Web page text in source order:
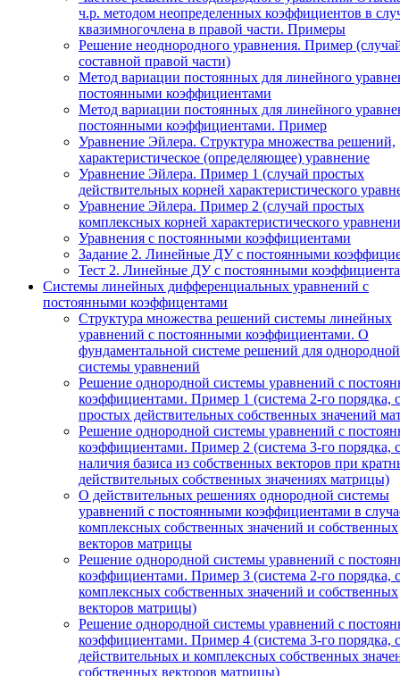
ч.р. методом неопределенных коэффициентов в
квазимногочлена в правой части. Примеры
Решение неоднородного уравнения. Пример
составной правой части)
Метод вариации постоянных для линейного
постоянными коэффициентами
Метод вариации постоянных для линейного
постоянными коэффициентами. Пример
Уравнение Эйлера. Структура множества решений,
характеристическое (определяющее) уравнение
Уравнение Эйлера. Пример 1 (случай простых
действительных корней характеристического
Уравнение Эйлера. Пример 2 (случай простых
комплексных корней характеристического
Уравнения с постоянными коэффициентами
Задание 2. Линейные ДУ с постоянными
Тест 2. Линейные ДУ с постоянными
Системы линейных дифференциальных уравнений с
постоянными коэффицентами
Структура множества решений системы линейных
уравнений с постоянными коэффициентами. О
фундаментальной системе решений для однородной
системы уравнений
Решение однородной системы уравнений с
коэффициентами. Пример 1 (система 2-го порядка,
простых действительных собственных значений
Решение однородной системы уравнений с
коэффициентами. Пример 2 (система 3-го порядка,
наличия базиса из собственных векторов при
действительных собственных значениях матрицы)
О действительных решениях однородной системы
уравнений с постоянными коэффициентами в
комплексных собственных значений и собственных
векторов матрицы
Решение однородной системы уравнений с
коэффициентами. Пример 3 (система 2-го порядка,
комплексных собственных значений и собственных
векторов матрицы)
Решение однородной системы уравнений с
коэффициентами. Пример 4 (система 3-го порядка,
действительных и комплексных собственных
собственных векторов матрицы)